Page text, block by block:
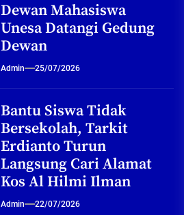
Dewan Mahasiswa
Unesa Datangi Gedung
Dewan
Admin 25/07/2026
Bantu Siswa Tidak
Bersekolah, Tarkit
Erdianto Turun
Langsung Cari Alamat
Kos Al Hilmi Ilman
Admin 22/07/2026